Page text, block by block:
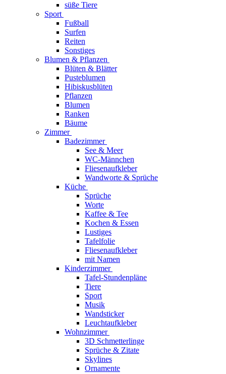
süße Tiere
Sport
Fußball
Surfen
Reiten
Sonstiges
Blumen & Pflanzen
Blüten & Blätter
Pusteblumen
Hibiskusblüten
Pflanzen
Blumen
Ranken
Bäume
Zimmer
Badezimmer
See & Meer
WC-Männchen
Fliesenaufkleber
Wandworte & Sprüche
Küche
Sprüche
Worte
Kaffee & Tee
Kochen & Essen
Lustiges
Tafelfolie
Fliesenaufkleber
mit Namen
Kinderzimmer
Tafel-Stundenpläne
Tiere
Sport
Musik
Wandsticker
Leuchtaufkleber
Wohnzimmer
3D Schmetterlinge
Sprüche & Zitate
Skylines
Ornamente